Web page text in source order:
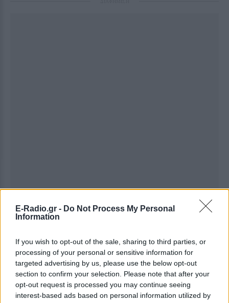
E-Radio.gr - Do Not Process My Personal
Information
If you wish to opt-out of the sale, sharing to third parties, or
processing of your personal or sensitive information for
targeted advertising by us, please use the below opt-out
section to confirm your selection. Please note that after your
opt-out request is processed you may continue seeing
interest-based ads based on personal information utilized by
και μάθετε πρώτοι
τα πιο hot νέα .
Εσύ μπήκες στο E-Daily.gr; Τα νέα της ημέρας
και ότι σου κάνει κλικ!